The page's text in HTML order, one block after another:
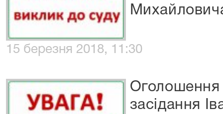
15 березня 2018, 11:30
Оголошення
засідання